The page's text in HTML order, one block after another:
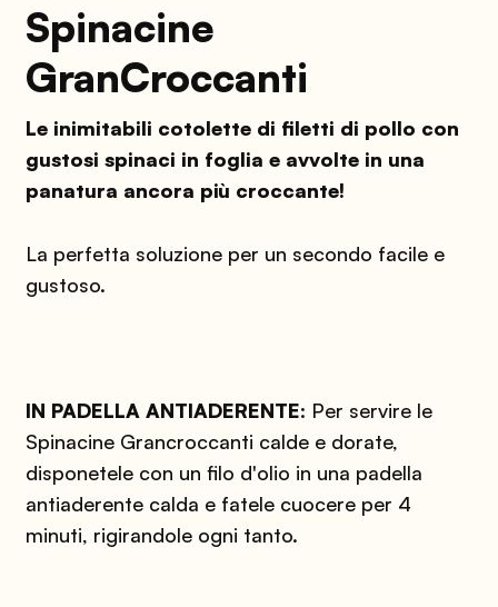
Spinacine
GranCroccanti
Le inimitabili cotolette di filetti di pollo con
gustosi spinaci in foglia e avvolte in una
panatura ancora più croccante!
La perfetta soluzione per un secondo facile e
gustoso.
IN PADELLA ANTIADERENTE: Per servire le
Spinacine Grancroccanti calde e dorate,
disponetele con un filo d'olio in una padella
antiaderente calda e fatele cuocere per 4
minuti, rigirandole ogni tanto.